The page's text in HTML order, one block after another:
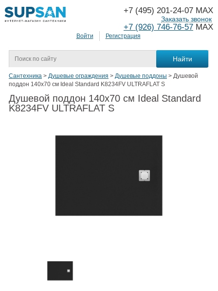
Войти Регистрация
+7 (495) 201-24-07 MAX
+7 (926) 746-76-57 MAX
Заказать звонок
Сантехника > Душевые ограждения > Душевые поддоны > Душевой
поддон 140х70 см Ideal Standard K8234FV ULTRAFLAT S
Душевой поддон 140х70 см Ideal Standard
K8234FV ULTRAFLAT S